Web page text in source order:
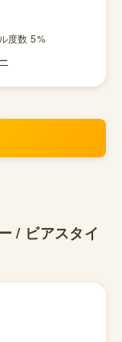
度数 5%
/ ビアスタイ